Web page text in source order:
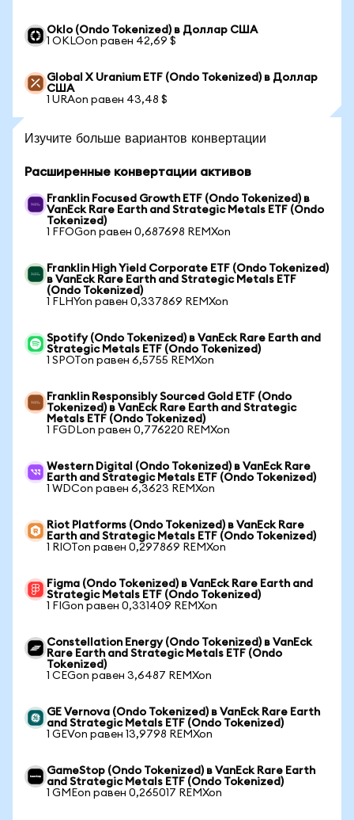
Oklo (Ondo Tokenized) в Доллар США
1 OKLOon равен 42,69 $
Global X Uranium ETF (Ondo Tokenized) в Доллар
США
1 URAon равен 43,48 $
Изучите больше вариантов конвертации
Расширенные конвертации активов
Franklin Focused Growth ETF (Ondo Tokenized) в
VanEck Rare Earth and Strategic Metals ETF (Ondo
Tokenized)
1 FFOGon равен 0,687698 REMXon
Franklin High Yield Corporate ETF (Ondo Tokenized)
в VanEck Rare Earth and Strategic Metals ETF
(Ondo Tokenized)
1 FLHYon равен 0,337869 REMXon
Spotify (Ondo Tokenized) в VanEck Rare Earth and
Strategic Metals ETF (Ondo Tokenized)
1 SPOTon равен 6,5755 REMXon
Franklin Responsibly Sourced Gold ETF (Ondo
Tokenized) в VanEck Rare Earth and Strategic
Metals ETF (Ondo Tokenized)
1 FGDLon равен 0,776220 REMXon
Western Digital (Ondo Tokenized) в VanEck Rare
Earth and Strategic Metals ETF (Ondo Tokenized)
1 WDCon равен 6,3623 REMXon
Riot Platforms (Ondo Tokenized) в VanEck Rare
Earth and Strategic Metals ETF (Ondo Tokenized)
1 RIOTon равен 0,297869 REMXon
Figma (Ondo Tokenized) в VanEck Rare Earth and
Strategic Metals ETF (Ondo Tokenized)
1 FIGon равен 0,331409 REMXon
Constellation Energy (Ondo Tokenized) в VanEck
Rare Earth and Strategic Metals ETF (Ondo
Tokenized)
1 CEGon равен 3,6487 REMXon
GE Vernova (Ondo Tokenized) в VanEck Rare Earth
and Strategic Metals ETF (Ondo Tokenized)
1 GEVon равен 13,9798 REMXon
GameStop (Ondo Tokenized) в VanEck Rare Earth
and Strategic Metals ETF (Ondo Tokenized)
1 GMEon равен 0,265017 REMXon